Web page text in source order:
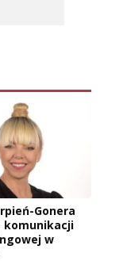
Gonera
komunikacji
w